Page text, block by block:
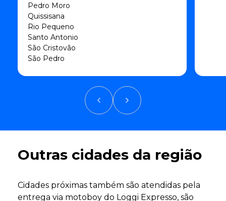
Pedro Moro
Quissisana
Rio Pequeno
Santo Antonio
São Cristovão
São Pedro
Outras cidades da região
Cidades próximas também são atendidas pela
entrega via motoboy do Loggi Expresso, são